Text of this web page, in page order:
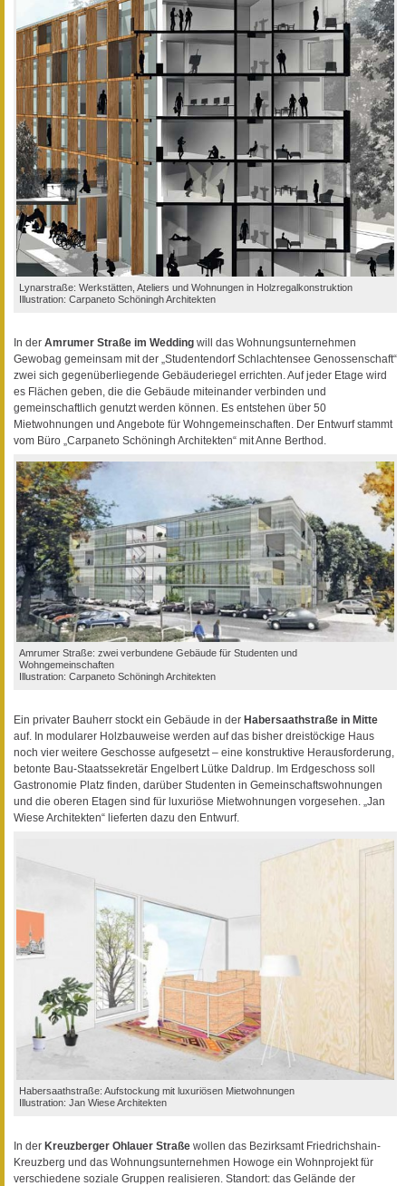
Lynarstraße: Werkstätten, Ateliers und Wohnungen in Holzregalkonstruktion
Illustration: Carpaneto Schöningh Architekten
In der Amrumer Straße im Wedding will das Wohnungsunternehmen
Gewobag gemeinsam mit der „Studentendorf Schlachtensee Genossenschaft“
zwei sich gegenüberliegende Gebäuderiegel errichten. Auf jeder Etage wird
es Flächen geben, die die Gebäude miteinander verbinden und
gemeinschaftlich genutzt werden können. Es entstehen über 50
Mietwohnungen und Angebote für Wohngemeinschaften. Der Entwurf stammt
vom Büro „Carpaneto Schöningh Architekten“ mit Anne Berthod.
Amrumer Straße: zwei verbundene Gebäude für Studenten und
Wohngemeinschaften
Illustration: Carpaneto Schöningh Architekten
Ein privater Bauherr stockt ein Gebäude in der Habersaathstraße in Mitte
auf. In modularer Holzbauweise werden auf das bisher dreistöckige Haus
noch vier weitere Geschosse aufgesetzt – eine konstruktive Herausforderung,
betonte Bau-Staatssekretär Engelbert Lütke Daldrup. Im Erdgeschoss soll
Gastronomie Platz finden, darüber Studenten in Gemeinschaftswohnungen
und die oberen Etagen sind für luxuriöse Mietwohnungen vorgesehen. „Jan
Wiese Architekten“ lieferten dazu den Entwurf.
Habersaathstraße: Aufstockung mit luxuriösen Mietwohnungen
Illustration: Jan Wiese Architekten
In der Kreuzberger Ohlauer Straße wollen das Bezirksamt Friedrichshain-
Kreuzberg und das Wohnungsunternehmen Howoge ein Wohnprojekt für
verschiedene soziale Gruppen realisieren. Standort: das Gelände der